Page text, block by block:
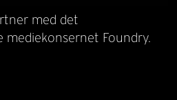
med det
mediekonsernet Foundry.